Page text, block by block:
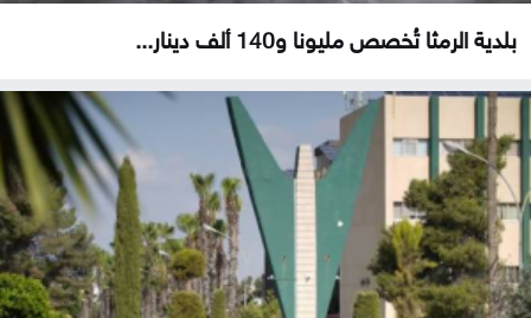
بلدية الرمثا تُخصص مليونا و140 ألف دينار...